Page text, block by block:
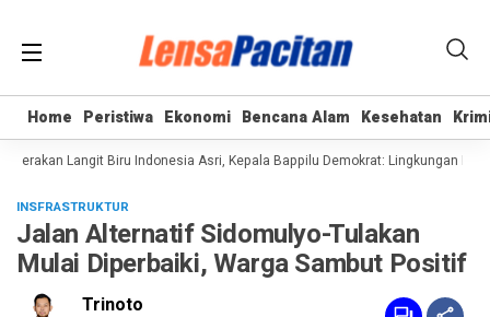
Home Peristiwa Ekonomi Bencana Alam Kesehatan
Home Peristiwa Ekonomi Bencana Alam Kesehatan
Langit Biru Indonesia Asri, Kepala Bappilu Demokrat: Lingkungan
INSFRASTRUKTUR
Jalan Alternatif Sidomulyo-Tulakan
Mulai Diperbaiki, Warga Sambut Positif
Trinoto